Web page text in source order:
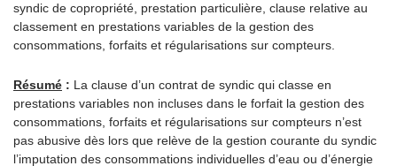
syndic de copropriété, prestation particulière, clause relative au
classement en prestations variables de la gestion des
consommations, forfaits et régularisations sur compteurs.
Résumé : La clause d’un contrat de syndic qui classe en
prestations variables non incluses dans le forfait la gestion des
consommations, forfaits et régularisations sur compteurs n’est
pas abusive dès lors que relève de la gestion courante du syndic
l’imputation des consommations individuelles d’eau ou d’énergie